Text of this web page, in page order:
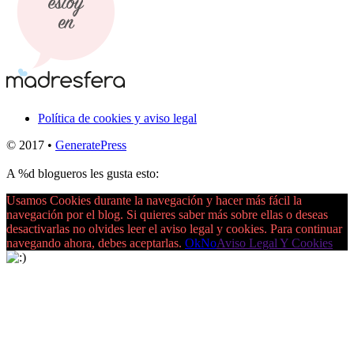
Política de cookies y aviso legal
© 2017 • GeneratePress
A %d blogueros les gusta esto:
Usamos Cookies durante la navegación y hacer más fácil la
navegación por el blog. Si quieres saber más sobre ellas o deseas
desactivarlas no olvides leer el aviso legal y cookies. Para continuar
navegando ahora, debes aceptarlas. OkNoAviso Legal Y Cookies